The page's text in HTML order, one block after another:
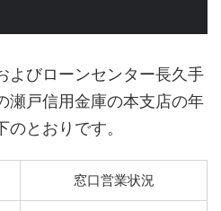
よびローンセンター長久手
瀬戸信用金庫の本支店の年
とおりです。
窓口営業状況